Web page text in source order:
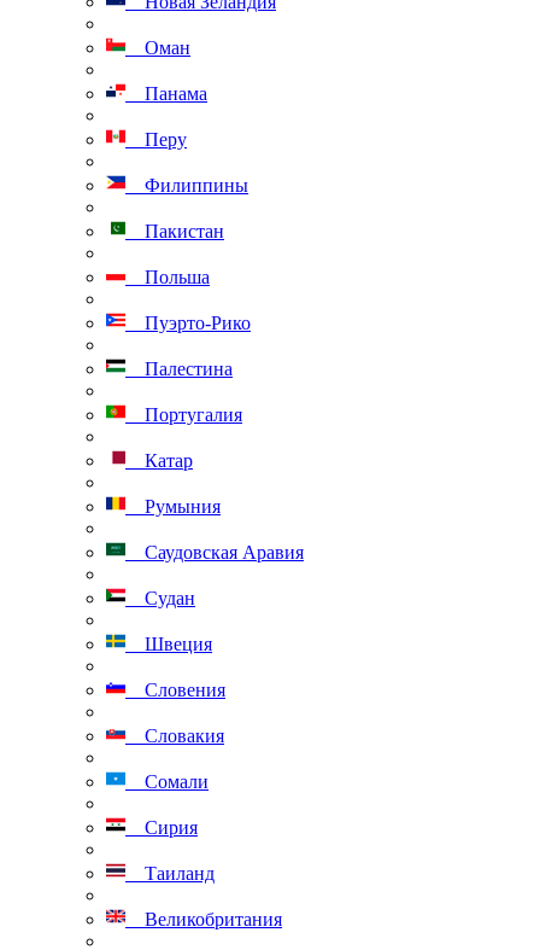
Оман
Панама
Перу
Филиппины
Пакистан
Польша
Пуэрто-Рико
Палестина
Португалия
Катар
Румыния
Саудовская Аравия
Судан
Швеция
Словения
Словакия
Сомали
Сирия
Таиланд
Великобритания